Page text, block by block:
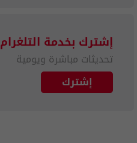
إشترك بخدمة التلغرام
تحديثات مباشرة ويومية
إشترك